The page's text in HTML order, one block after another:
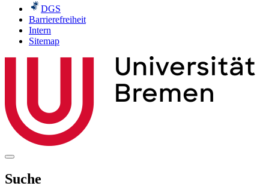
DGS
Barrierefreiheit
Intern
Sitemap
Suche